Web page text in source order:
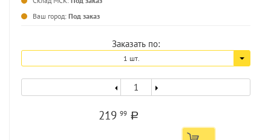
Ваш город: Под заказ
Заказать по:
1 шт.
21999 a